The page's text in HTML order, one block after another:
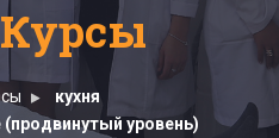
кухня
уровень)